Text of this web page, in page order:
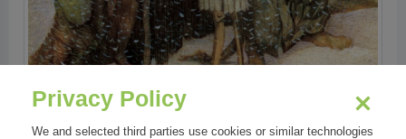
Privacy Policy
We and selected third parties use cookies or similar technologies